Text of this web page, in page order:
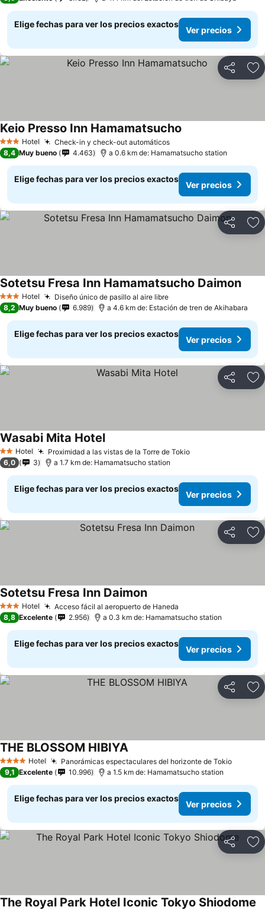
Elige fechas para ver los precios exactos
Ver precios
Compartir
3 Estrellas
Hotel Check-in y check-out automáticos
Keio Presso Inn Hamamatsucho
8,4 Muy bueno 4.463 a 0.6 km de: Hamamatsucho station
Elige fechas para ver los precios exactos
Ver precios
Compartir
3 Estrellas
Hotel Diseño único de pasillo al aire libre
Sotetsu Fresa Inn Hamamatsucho Daimon
8,2 Muy bueno 6.989 a 4.6 km de: Estación de tren de Akihabara
Elige fechas para ver los precios exactos
Ver precios
Compartir
2 Estrellas
Hotel Proximidad a las vistas de la Torre de Tokio
Wasabi Mita Hotel
6,0 3 a 1.7 km de: Hamamatsucho station
Elige fechas para ver los precios exactos
Ver precios
Compartir
3 Estrellas
Hotel Acceso fácil al aeropuerto de Haneda
Sotetsu Fresa Inn Daimon
8,8 Excelente 2.956 a 0.3 km de: Hamamatsucho station
Elige fechas para ver los precios exactos
Ver precios
Compartir
4 EstrellasHotel Panorámicas espectaculares del horizonte de Tokio
THE BLOSSOM HIBIYA
9,1 Excelente 10.996 a 1.5 km de: Hamamatsucho station
Elige fechas para ver los precios exactos
Ver precios
Compartir
The Royal Park Hotel Iconic Tokyo Shiodome